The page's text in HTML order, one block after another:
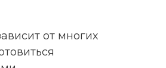
от многих